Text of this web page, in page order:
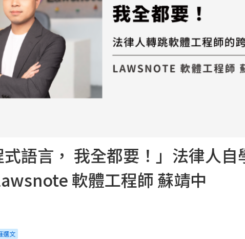
式語言， 我全都要！」法律人
軟體工程師 蘇靖中
選文